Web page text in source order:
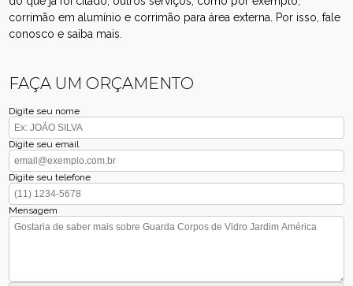
corrimão em alumínio e corrimão para área externa. Por isso, fale
conosco e saiba mais.
FAÇA UM ORÇAMENTO
Digite seu nome
Digite seu email
Digite seu telefone
Mensagem